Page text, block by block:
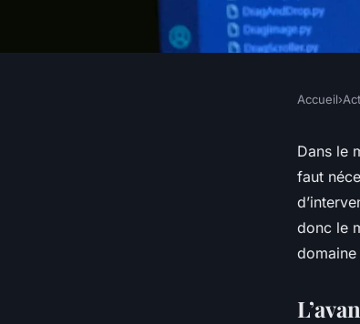
Savoir coder
3 min de lecture
Accueil›
Dans le
faut
donc le
domaine